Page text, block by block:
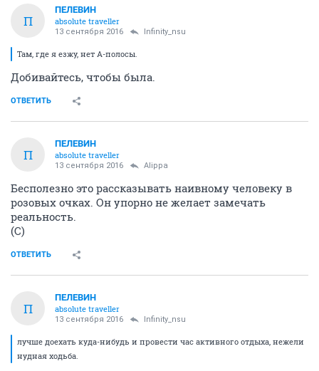
П
ПЕЛЕВИН
absolute traveller
13 сентября 2016 Infinity_nsu
Там, где я езжу, нет А-полосы.
Добивайтесь, чтобы была.
ОТВЕТИТЬ
П
ПЕЛЕВИН
absolute traveller
13 сентября 2016 Alippa
Бесполезно это рассказывать наивному человеку в
розовых очках. Он упорно не желает замечать
реальность.
(С)
ОТВЕТИТЬ
П
ПЕЛЕВИН
absolute traveller
13 сентября 2016 Infinity_nsu
лучше доехать куда-нибудь и провести час активного отдыха, нежели
нудная ходьба.